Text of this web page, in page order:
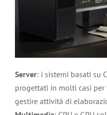
Server: i sistemi basati su
progettati in molti casi
gestire attività di